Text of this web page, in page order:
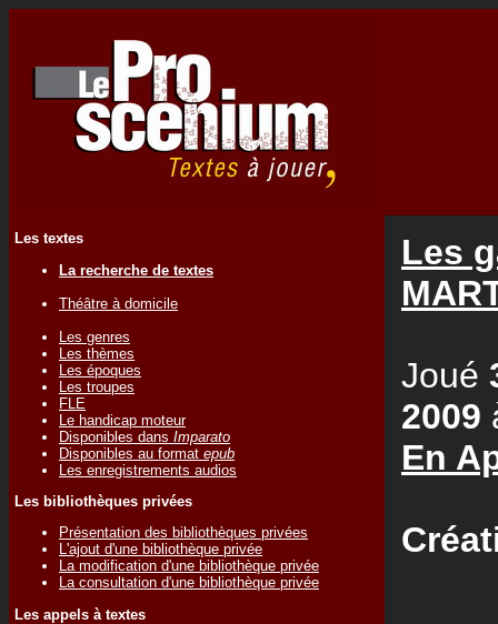
Les textes
La recherche de textes
Théâtre à domicile
Les genres
Les thèmes
Les époques
Les troupes
FLE
Le handicap moteur
Disponibles dans Imparato
Disponibles au format epub
Les enregistrements audios
Les bibliothèques privées
Présentation des bibliothèques privées
L'ajout d'une bibliothèque privée
La modification d'une bibliothèque privée
La consultation d'une bibliothèque privée
Les appels à textes
Les
Joué
2009
En